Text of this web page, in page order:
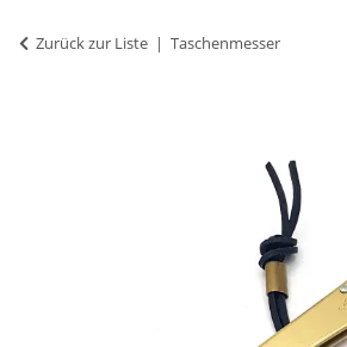
Zurück zur Liste Taschenmesser